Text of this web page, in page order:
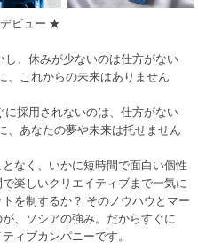
ビュー ★
し、休みが少ないのは仕方がない
、これからの未来はありません
に採用されないのは、仕方がない
、あなたの夢や未来は托せません
なく、いかに短時間で面白い個性
楽しいクリエイティブまで一気に
を制するか？ そのノウハウとマー
、ソシアの強み。だからすぐに
ィブカンパニーです。